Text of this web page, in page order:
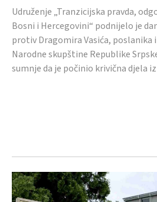
Udruženje „Tranzicijska pravda,
Bosni i Hercegovini“ podnijelo je
protiv Dragomira Vasića, poslanika
Narodne skupštine Republike
sumnje da je počinio krivična djela